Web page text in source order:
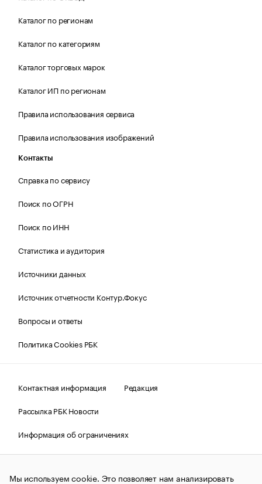
Каталог по регионам
Каталог по категориям
Каталог торговых марок
Каталог ИП по регионам
Правила использования сервиса
Правила использования изображений
Контакты
Справка по сервису
Поиск по ОГРН
Поиск по ИНН
Статистика и аудитория
Источники данных
Источник отчетности Контур.Фокус
Вопросы и ответы
Политика Cookies РБК
Контактная информация
Редакция
Рассылка РБК Новости
Информация об ограничениях
Правовая информация
О соблюдении авторских прав
© АО «РОСБИЗНЕСКОНСАЛТИНГ»,1995–2026.Сообщения
Мы используем cookie. Это позволяет нам анализировать